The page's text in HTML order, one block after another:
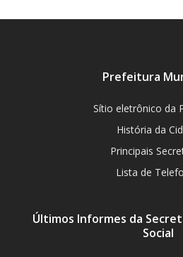
Prefeitura
Sítio eletrônico da
História da
Principais
Lista de
Últimos Informes da
Social